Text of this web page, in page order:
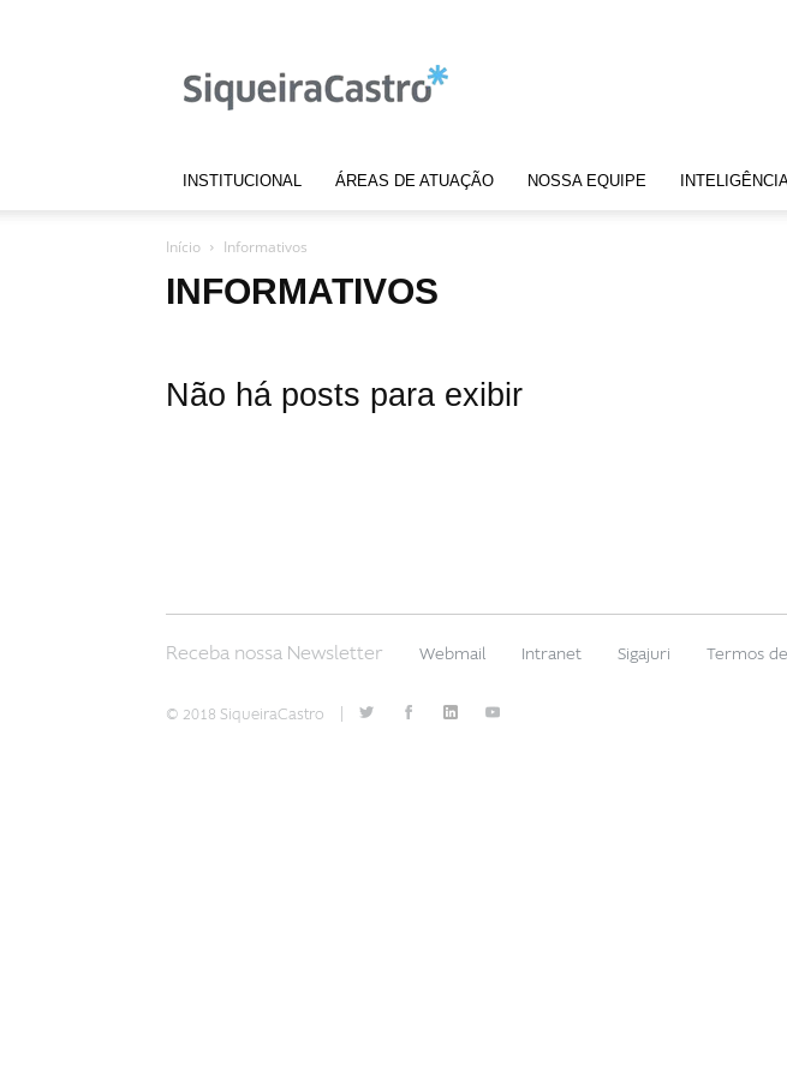
Siqueira
INSTITUCIONAL ÁREAS DE ATUAÇÃO NOSSA EQUIPE
Início Informativos
INFORMATIVOS
Não há posts para exibir
Receba nossa Newsletter Webmail Intranet Sigajuri Termos
© 2018 SiqueiraCastro